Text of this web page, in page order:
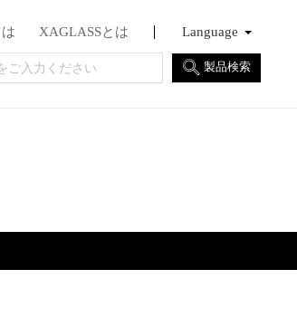
XAGLASSとは Language
English
Français
日本語製品検索